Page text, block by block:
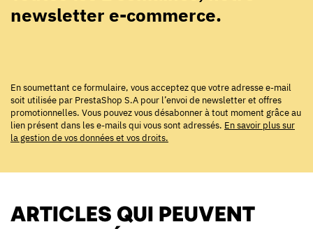
newsletter e-commerce.
En soumettant ce formulaire, vous acceptez que votre adresse e-mail
soit utilisée par PrestaShop S.A pour l’envoi de newsletter et offres
promotionnelles. Vous pouvez vous désabonner à tout moment grâce au
lien présent dans les e-mails qui vous sont adressés. En savoir plus sur
la gestion de vos données et vos droits.
ARTICLES QUI PEUVENT